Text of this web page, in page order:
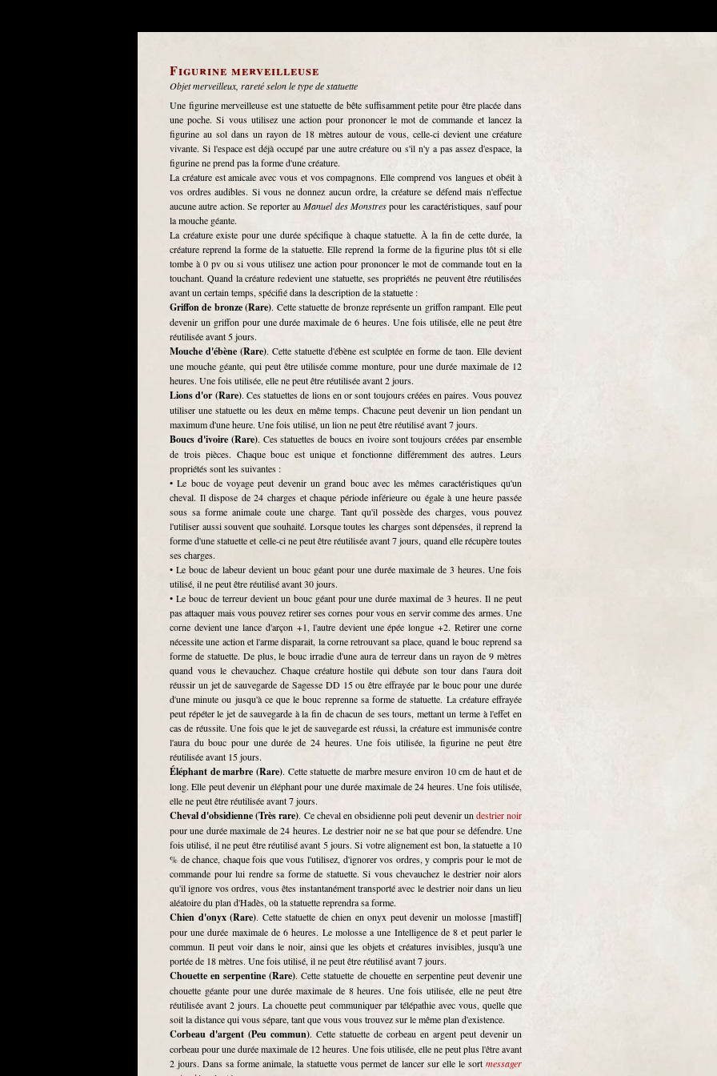
Figurine merveilleuse
Objet merveilleux, rareté selon le type de statuette
Une figurine merveilleuse est une statuette de bête suffisamment petite pour être placée dans
une poche. Si vous utilisez une action pour prononcer le mot de commande et lancez la
figurine au sol dans un rayon de 18 mètres autour de vous, celle-ci devient une créature
vivante. Si l'espace est déjà occupé par une autre créature ou s'il n'y a pas assez d'espace, la
figurine ne prend pas la forme d'une créature.
La créature est amicale avec vous et vos compagnons. Elle comprend vos langues et obéit à
vos ordres audibles. Si vous ne donnez aucun ordre, la créature se défend mais n'effectue
aucune autre action. Se reporter auManuel des Monstrespour les caractéristiques, sauf pour
la mouche géante.
La créature existe pour une durée spécifique à chaque statuette. À la fin de cette durée, la
créature reprend la forme de la statuette. Elle reprend la forme de la figurine plus tôt si elle
tombe à 0 pv ou si vous utilisez une action pour prononcer le mot de commande tout en la
touchant. Quand la créature redevient une statuette, ses propriétés ne peuvent être réutilisées
avant un certain temps, spécifié dans la description de la statuette :
Griffon de bronze (Rare). Cette statuette de bronze représente un griffon rampant. Elle peut
devenir un griffon pour une durée maximale de 6 heures. Une fois utilisée, elle ne peut être
réutilisée avant 5 jours.
Mouche d'ébène (Rare). Cette statuette d'ébène est sculptée en forme de taon. Elle devient
une mouche géante, qui peut être utilisée comme monture, pour une durée maximale de 12
heures. Une fois utilisée, elle ne peut être réutilisée avant 2 jours.
Lions d'or (Rare). Ces statuettes de lions en or sont toujours créées en paires. Vous pouvez
utiliser une statuette ou les deux en même temps. Chacune peut devenir un lion pendant un
maximum d'une heure. Une fois utilisé, un lion ne peut être réutilisé avant 7 jours.
Boucs d'ivoire (Rare). Ces statuettes de boucs en ivoire sont toujours créées par ensemble
de trois pièces. Chaque bouc est unique et fonctionne différemment des autres. Leurs
propriétés sont les suivantes :
• Le bouc de voyage peut devenir un grand bouc avec les mêmes caractéristiques qu'un
cheval. Il dispose de 24 charges et chaque période inférieure ou égale à une heure passée
sous sa forme animale coute une charge. Tant qu'il possède des charges, vous pouvez
l'utiliser aussi souvent que souhaité. Lorsque toutes les charges sont dépensées, il reprend la
forme d'une statuette et celle-ci ne peut être réutilisée avant 7 jours, quand elle récupère toutes
ses charges.
• Le bouc de labeur devient un bouc géant pour une durée maximale de 3 heures. Une fois
utilisé, il ne peut être réutilisé avant 30 jours.
• Le bouc de terreur devient un bouc géant pour une durée maximal de 3 heures. Il ne peut
pas attaquer mais vous pouvez retirer ses cornes pour vous en servir comme des armes. Une
corne devient une lance d'arçon +1, l'autre devient une épée longue +2. Retirer une corne
nécessite une action et l'arme disparait, la corne retrouvant sa place, quand le bouc reprend sa
forme de statuette. De plus, le bouc irradie d'une aura de terreur dans un rayon de 9 mètres
quand vous le chevauchez. Chaque créature hostile qui débute son tour dans l'aura doit
réussir un jet de sauvegarde de Sagesse DD 15 ou être effrayée par le bouc pour une durée
d'une minute ou jusqu'à ce que le bouc reprenne sa forme de statuette. La créature effrayée
peut répéter le jet de sauvegarde à la fin de chacun de ses tours, mettant un terme à l'effet en
cas de réussite. Une fois que le jet de sauvegarde est réussi, la créature est immunisée contre
l'aura du bouc pour une durée de 24 heures. Une fois utilisée, la figurine ne peut être
réutilisée avant 15 jours.
Éléphant de marbre (Rare). Cette statuette de marbre mesure environ 10 cm de haut et de
long. Elle peut devenir un éléphant pour une durée maximale de 24 heures. Une fois utilisée,
elle ne peut être réutilisée avant 7 jours.
Cheval d'obsidienne (Très rare). Ce cheval en obsidienne poli peut devenir un destrier noir
pour une durée maximale de 24 heures. Le destrier noir ne se bat que pour se défendre. Une
fois utilisé, il ne peut être réutilisé avant 5 jours. Si votre alignement est bon, la statuette a 10
% de chance, chaque fois que vous l'utilisez, d'ignorer vos ordres, y compris pour le mot de
commande pour lui rendre sa forme de statuette. Si vous chevauchez le destrier noir alors
qu'il ignore vos ordres, vous êtes instantanément transporté avec le destrier noir dans un lieu
aléatoire du plan d'Hadès, où la statuette reprendra sa forme.
Chien d'onyx (Rare). Cette statuette de chien en onyx peut devenir un molosse [mastiff]
pour une durée maximale de 6 heures. Le molosse a une Intelligence de 8 et peut parler le
commun. Il peut voir dans le noir, ainsi que les objets et créatures invisibles, jusqu'à une
portée de 18 mètres. Une fois utilisé, il ne peut être réutilisé avant 7 jours.
Chouette en serpentine (Rare). Cette statuette de chouette en serpentine peut devenir une
chouette géante pour une durée maximale de 8 heures. Une fois utilisée, elle ne peut être
réutilisée avant 2 jours. La chouette peut communiquer par télépathie avec vous, quelle que
soit la distance qui vous sépare, tant que vous vous trouvez sur le même plan d'existence.
Corbeau d'argent (Peu commun). Cette statuette de corbeau en argent peut devenir un
corbeau pour une durée maximale de 12 heures. Une fois utilisée, elle ne peut plus l'être avant
2 jours. Dans sa forme animale, la statuette vous permet de lancer sur elle le sort messager